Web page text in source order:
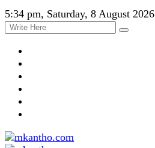
5:34 pm, Saturday, 8 August 2026